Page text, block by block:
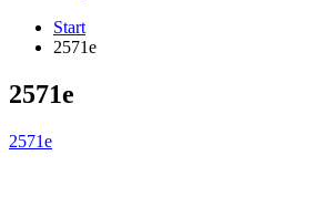
Start
2571e
2571e
2571e